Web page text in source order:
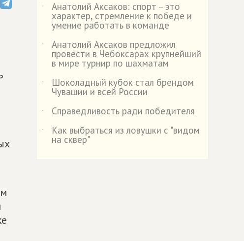
˙ Анатолий Аксаков: спорт – это
характер, стремление к победе и
умение работать в команде
˙
Анатолий Аксаков предложил
провести в Чебоксарах крупнейший
в мире турнир по шахматам
˙
Шоколадный кубок стал брендом
Чувашии и всей России
˙
Справедливость ради победителя
˙
Как выбраться из ловушки с "видом
на сквер"